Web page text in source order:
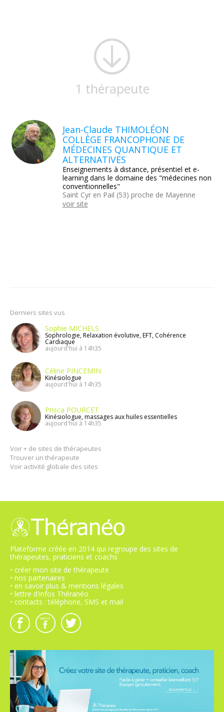
1 thérapeute
Jean-Claude THIMOLÉON
COLLÈGE FRANCOPHONE DE
MÉDECINES QUANTIQUE ET
ALTERNATIVES
Enseignements à distance, présentiel et e-
learning dans le domaine des "médecines non
conventionnelles"
Saint Cyr en Pail (53) proche de Mayenne
voir site
Derniers sites vus
Sophie MICHELS
Sophrologie, Relaxation évolutive, EFT, Cohérence
Cardiaque
aujourd'hui à 14h35
Céline PINCEMIN
Kinésiologue
aujourd'hui à 14h35
Prisca POURCET
Kinésiologue, massages aux huiles essentielles
aujourd'hui à 14h35
Voir + de sites de thérapeutes
Trouver un thérapeute
Voir activité globale des sites
Plateforme créée en 2014 qui regroupe des sites de
thérapeutes, praticiens et coachs
• créer mon site de thérapeute
• nos partenaires
• en savoir plus & mentions légales
• lettre d'infos Théranéo
• contacts : téléphone, SMS et mail